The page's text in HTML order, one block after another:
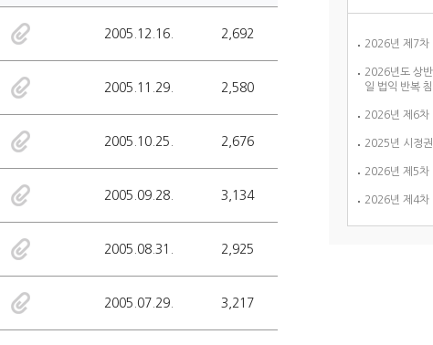
2005.12.16. 2,692
2005.11.29. 2,580
2005.10.25. 2,676
2005.09.28. 3,134
2005.08.31. 2,925
2005.07.29. 3,217
2026년 제7차
2026년도 상
일 법익 반복
2026년 제6차
2025년 시정
2026년 제5차
2026년 제4차